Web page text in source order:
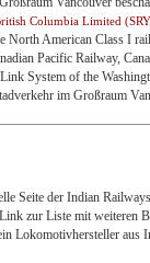
Columbia Limited
North American Class I
Pacific Railway,
System of the
im Großraum
Seite der Indian Railways
zur Liste mit weiteren
Lokomotivhersteller aus